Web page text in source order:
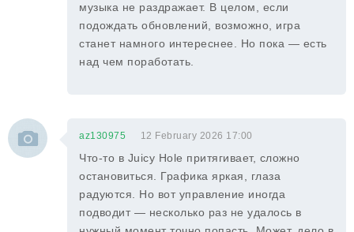
музыка не раздражает. В целом, если
подождать обновлений, возможно, игра
станет намного интереснее. Но пока — есть
над чем поработать.
az130975 12 February 2026 17:00
Что-то в Juicy Hole притягивает, сложно
остановиться. Графика яркая, глаза
радуются. Но вот управление иногда
подводит — несколько раз не удалось в